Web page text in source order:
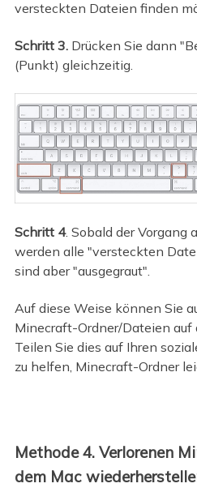
versteckten Dateien finden
Schritt 3.Drücken Sie dann
(Punkt) gleichzeitig.
Schritt 4. Sobald der Vorgang
werden alle "versteckten
sind aber "ausgegraut".
Auf diese Weise können Sie
Minecraft-Ordner/Dateien auf
Teilen Sie dies auf Ihren
zu helfen, Minecraft-Ordner
Methode 4. Verlorenen
dem Mac